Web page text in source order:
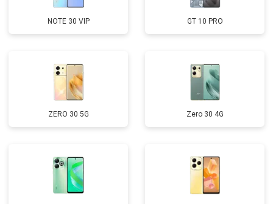
NOTE 30 VIP GT 10 PRO
ZERO 30 5G Zero 30 4G